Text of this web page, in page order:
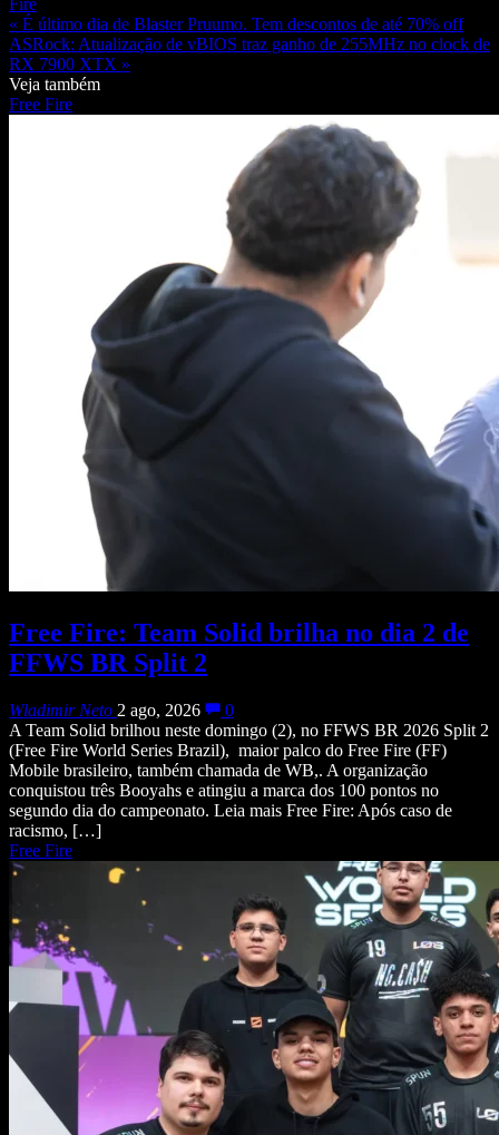
« É último dia de Blaster Pruumo. Tem descontos de até 70% off
ASRock: Atualização de vBIOS traz ganho de 255MHz no clock de
RX 7900 XTX »
Veja também
Free Fire
Free Fire: Team Solid brilha no dia 2 de
FFWS BR Split 2
Wladimir Neto 2 ago, 2026
0
A Team Solid brilhou neste domingo (2), no FFWS BR 2026 Split 2
(Free Fire World Series Brazil), maior palco do Free Fire (FF)
Mobile brasileiro, também chamada de WB,. A organização
conquistou três Booyahs e atingiu a marca dos 100 pontos no
segundo dia do campeonato. Leia mais Free Fire: Após caso de
racismo, […]
Free Fire